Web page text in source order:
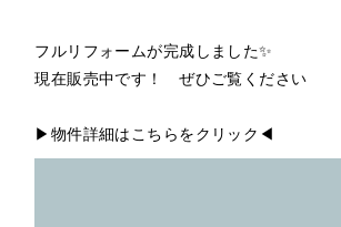
フルリフォームが完成しました✨
現在販売中です！ ぜひご覧ください
▶物件詳細はこちらをクリック◀